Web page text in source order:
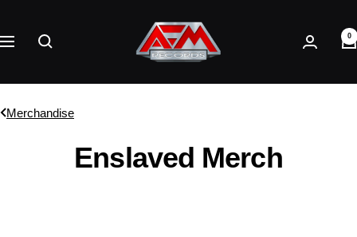
Inhalt
Navigation
AFM
Records
0
Merchandise
Enslaved Merch